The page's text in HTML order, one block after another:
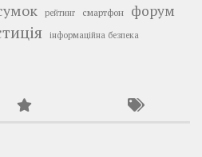
рейтинг смартфон форум
інформаційна безпека